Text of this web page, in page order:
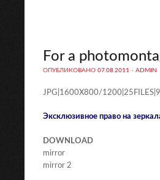
For a
ОПУБЛИКОВАНО 07.08.2011 - ADMIN
JPG|1600X800/
Эксклюзивное право на
DOWNLOAD
mirror
mirror 2